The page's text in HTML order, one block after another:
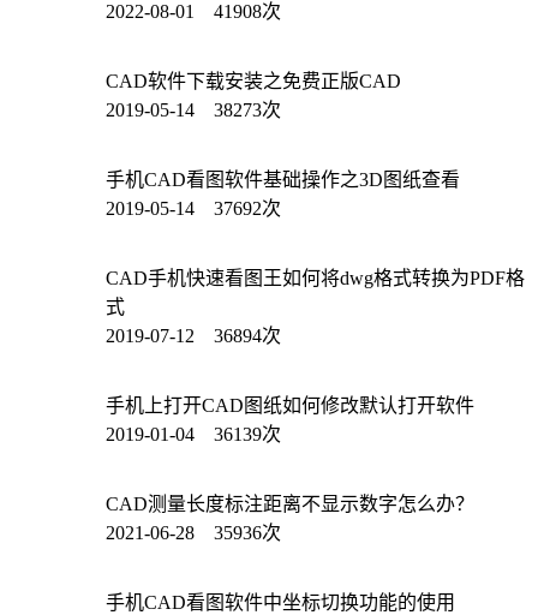
2022-08-01 41908次
CAD软件下载安装之免费正版CAD
2019-05-14 38273次
手机CAD看图软件基础操作之3D图纸查看
2019-05-14 37692次
CAD手机快速看图王如何将dwg格式转换为PDF格
式
2019-07-12 36894次
手机上打开CAD图纸如何修改默认打开软件
2019-01-04 36139次
CAD测量长度标注距离不显示数字怎么办？
2021-06-28 35936次
手机CAD看图软件中坐标切换功能的使用